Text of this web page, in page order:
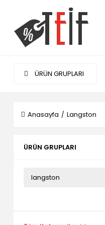
ÜRÜN GRUPLARI
Anasayfa Langston
ÜRÜN GRUPLARI
langston